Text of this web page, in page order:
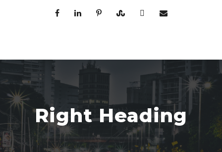
Right Heading